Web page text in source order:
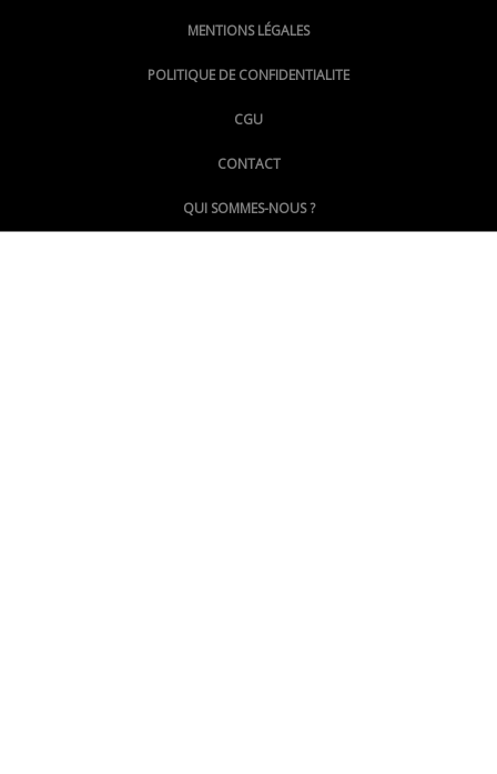
@LePoingMontpellier
MENTIONS LÉGALES
POLITIQUE DE CONFIDENTIALITE
CGU
CONTACT
QUI SOMMES-NOUS ?